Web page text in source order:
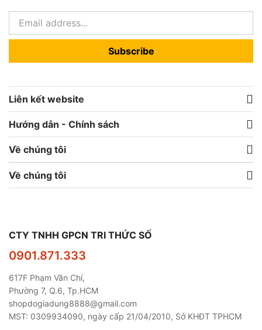
Subscribe
Liên kết website
Hướng dẫn - Chính sách
Về chúng tôi
Về chúng tôi
CTY TNHH GPCN TRI THỨC SỐ
0901.871.333
617F Phạm Văn Chí,
Phường 7, Q.6, Tp.HCM
shopdogiadung8888@gmail.com
MST: 0309934090, ngày cấp 21/04/2010, Sở KHĐT TPHCM